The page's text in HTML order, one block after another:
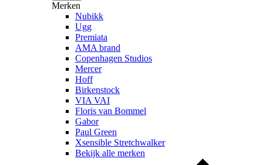
Merken
Nubikk
Ugg
Premiata
AMA brand
Copenhagen Studios
Mercer
Hoff
Birkenstock
VIA VAI
Floris van Bommel
Gabor
Paul Green
Xsensible Stretchwalker
Bekijk alle merken